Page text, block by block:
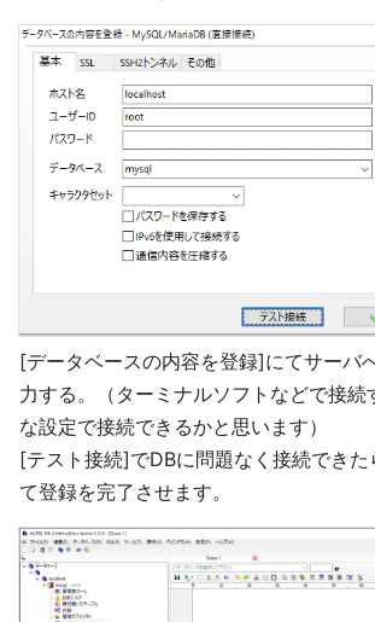
[データベースの内容を登録]にてサーバ
力する。（ターミナルソフトなどで接続
な設定で接続できるかと思います）
[テスト接続]でDBに問題なく接続でき
て登録を完了させます。